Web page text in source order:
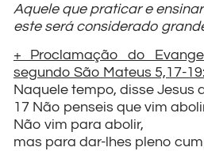
Aquele que praticar e
este será considerado
+ Proclamação do
segundo São Mateus 5,17-19:
Naquele tempo, disse Jesus
17 Não penseis que vim
Não vim para abolir,
mas para dar-lhes pleno